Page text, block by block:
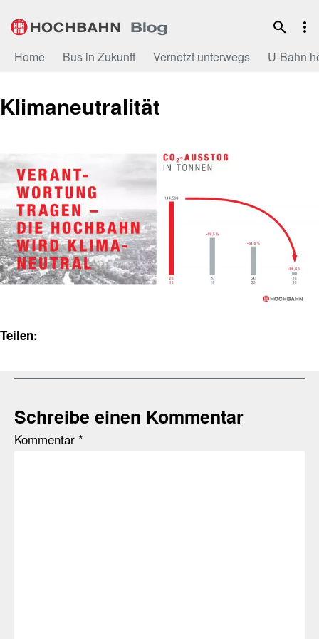
Inhalt
Home Bus in Zukunft Vernetzt unterwegs U-Bahn
Klimaneutralität
Teilen:
Schreibe einen Kommentar
Kommentar *